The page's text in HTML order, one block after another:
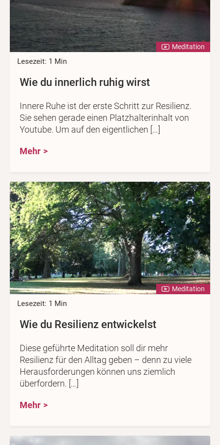
Meditation
Lesezeit: 1 Min
Wie du innerlich ruhig wirst
Innere Ruhe ist der erste Schritt zur Resilienz.
Sie sehen gerade einen Platzhalterinhalt von
Youtube. Um auf den eigentlichen […]
Mehr
Meditation
Lesezeit: 1 Min
Wie du Resilienz entwickelst
Diese geführte Meditation soll dir mehr
Resilienz für den Alltag geben – denn zu viele
Herausforderungen können uns ziemlich
überfordern. […]
Mehr